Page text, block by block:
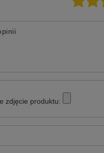
zdjęcie produktu: